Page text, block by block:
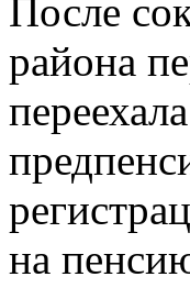
После
района
на